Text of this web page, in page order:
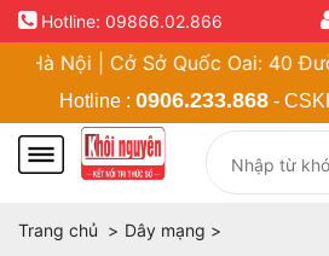
Hotline: 09866.02.866
Nội | Cở Sở Quốc Oai: 40
Hotline : 0906.233.868 -
Trang chủ Dây mạng